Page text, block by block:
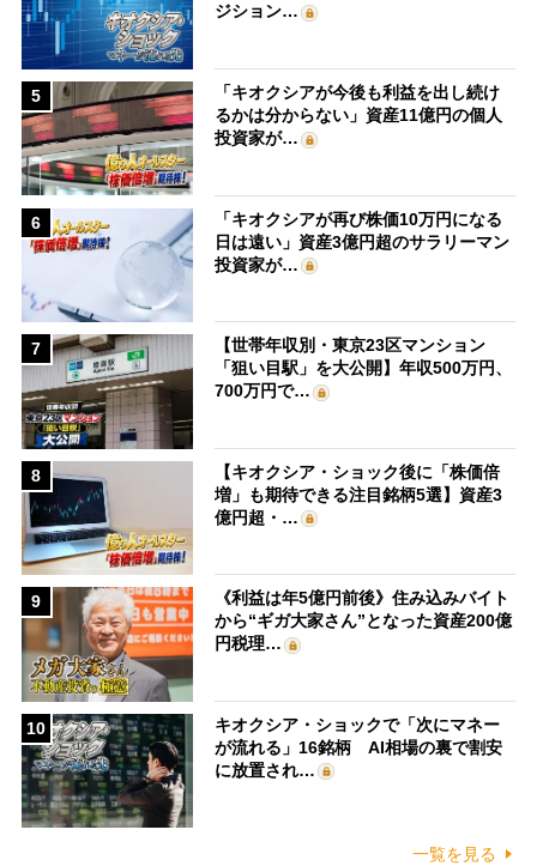
ジション…
5
「キオクシアが今後も利益を出し続け
るかは分からない」資産11億円の個人
投資家が…
6
「キオクシアが再び株価10万円になる
日は遠い」資産3億円超のサラリーマン
投資家が…
7
【世帯年収別・東京23区マンション
「狙い目駅」を大公開】年収500万円、
700万円で…
8
【キオクシア・ショック後に「株価倍
増」も期待できる注目銘柄5選】資産3
億円超・…
9
《利益は年5億円前後》住み込みバイト
から“ギガ大家さん”となった資産200億
円税理…
10
キオクシア・ショックで「次にマネー
が流れる」16銘柄 AI相場の裏で割安
に放置され…
一覧を見る